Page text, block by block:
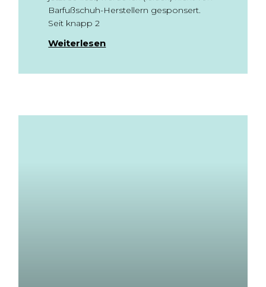
Barfußschuh-Herstellern gesponsert.
Seit knapp 2
Weiterlesen